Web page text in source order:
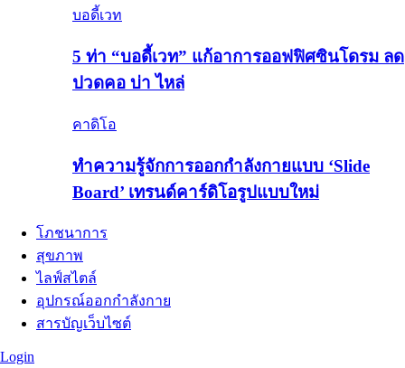
บอดี้เวท
5 ท่า “บอดี้เวท” แก้อาการออฟฟิศซินโดรม ลด
ปวดคอ บ่า ไหล่
คาดิโอ
ทำความรู้จักการออกกำลังกายแบบ ‘Slide
Board’ เทรนด์คาร์ดิโอรูปแบบใหม่
โภชนาการ
สุขภาพ
ไลฟ์สไตล์
อุปกรณ์ออกกำลังกาย
สารบัญเว็บไซต์
Login